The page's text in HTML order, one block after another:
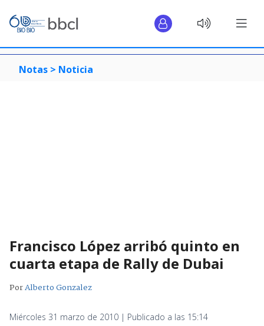
Notas > Noticia
Francisco López arribó quinto en
cuarta etapa de Rally de Dubai
PorAlberto Gonzalez
Miércoles 31 marzo de 2010 | Publicado a las 15:14